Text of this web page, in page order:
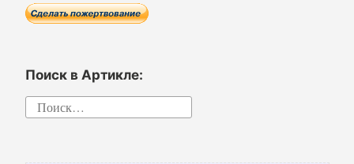
Поиск в Артикле:
Найти: